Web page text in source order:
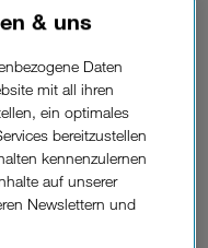
mit einem
zu bestimmen,
Karte an das
bieten auch eine
gebraucht wird –
genau.
nutzen
& uns
Daten
mit all ihren
ein optimales
bereitzustellen
kennenzulernen
auf unserer
Newslettern und